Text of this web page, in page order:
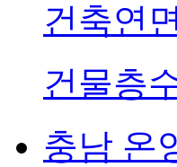
건축연
건물층
충남 온